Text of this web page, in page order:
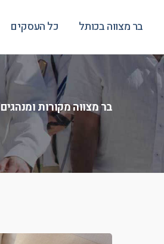
בר מצווה בכותל כל העסקים
בר מצווה מקורות ומנהגים